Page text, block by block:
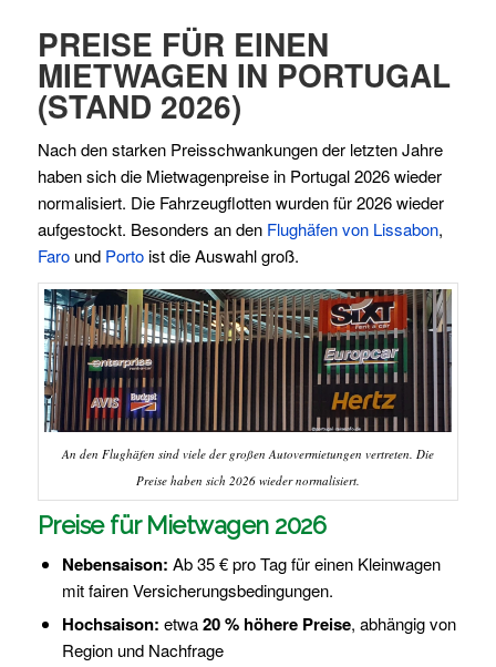
PREISE FÜR EINEN
MIETWAGEN IN PORTUGAL
(STAND 2026)
Nach den starken Preisschwankungen der letzten Jahre
haben sich die Mietwagenpreise in Portugal 2026 wieder
normalisiert. Die Fahrzeugflotten wurden für 2026 wieder
aufgestockt. Besonders an den Flughäfen von Lissabon,
Faround Portoist die Auswahl groß.
An den Flughäfen sind viele der großen Autovermietungen vertreten. Die
Preise haben sich 2026 wieder normalisiert.
Preise für Mietwagen 2026
Nebensaison: Ab 35 € pro Tag für einen Kleinwagen
mit fairen Versicherungsbedingungen.
Hochsaison: etwa20 % höhere Preise, abhängig von
Region und Nachfrage